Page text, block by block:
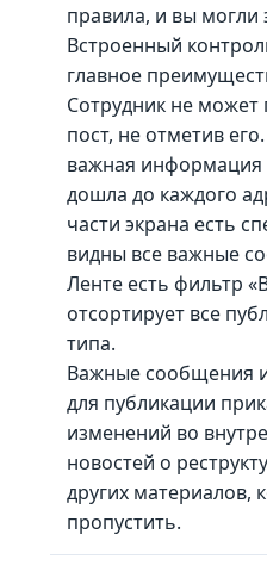
правила, и вы могли
Встроенный
главное
Сотрудник не может
пост, не отметив
важная информация
дошла до каждого
части экрана есть
видны все важные
Ленте есть фильтр
отсортирует все
типа.
Важные сообщения
для публикации
изменений во
новостей о
других материалов,
пропустить.